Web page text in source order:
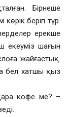
Бірнеше
беріп тұр.
ерекше
екеуміз шағын
жайғастық.
бел хатшы қыз
кофе ме? –